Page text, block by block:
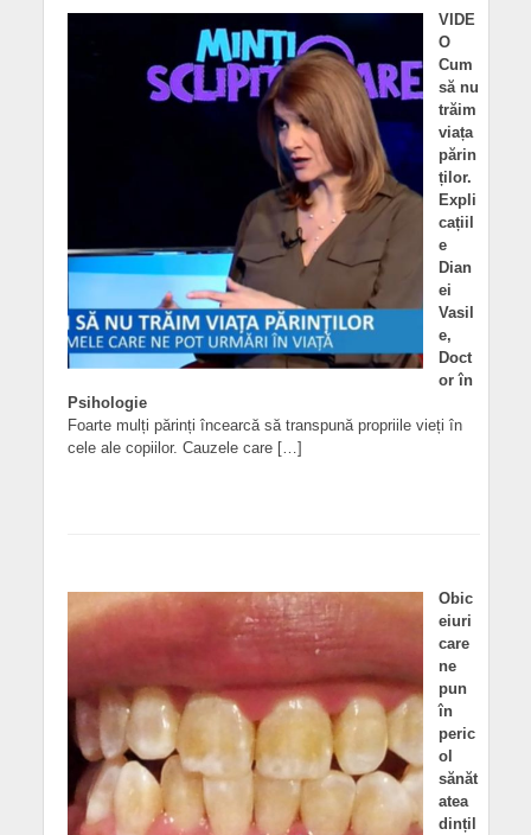
VIDE
O
Cum
să nu
trăim
viața
părin
ților.
Expli
cațiil
e
Dian
ei
Vasil
e,
Doct
or în
Psihologie
Foarte mulți părinți încearcă să transpună propriile vieți în
cele ale copiilor. Cauzele care […]
Obic
eiuri
care
ne
pun
în
peric
ol
sănăt
atea
dințil